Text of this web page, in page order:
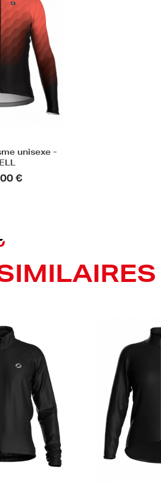
unisexe -
€